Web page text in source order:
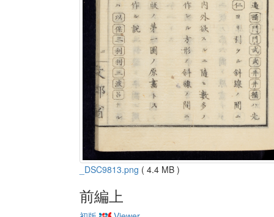
_DSC9813.png ( 4.4 MB )
前編上